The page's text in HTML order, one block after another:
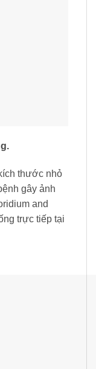
thước nhỏ
gây ảnh
and
trực tiếp tại